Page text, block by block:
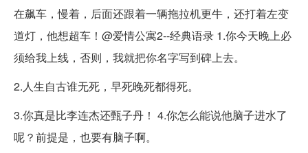
在飙车，慢着，后面还跟着一辆拖拉机更牛，还打着左变
道灯，他想超车！@爱情公寓2--经典语录 1.你今天晚上必
须给我上线，否则，我就把你名字写到碑上去。
2.人生自古谁无死，早死晚死都得死。
3.你真是比李连杰还甄子丹！ 4.你怎么能说他脑子进水了
呢？前提是，也要有脑子啊。